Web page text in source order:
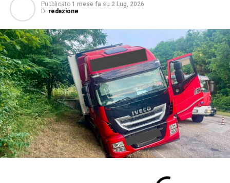
Pubblicato 1 mese fa su 2 Lug, 2026
Di redazione